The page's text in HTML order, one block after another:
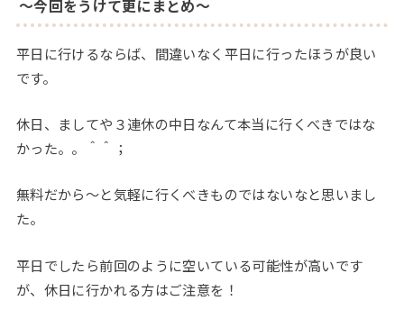
～今回をうけて更にまとめ～
平日に行けるならば、間違いなく平日に行ったほうが良い
です。
休日、ましてや３連休の中日なんて本当に行くべきではな
かった。。＾＾；
無料だから～と気軽に行くべきものではないなと思いまし
た。
平日でしたら前回のように空いている可能性が高いです
が、休日に行かれる方はご注意を！